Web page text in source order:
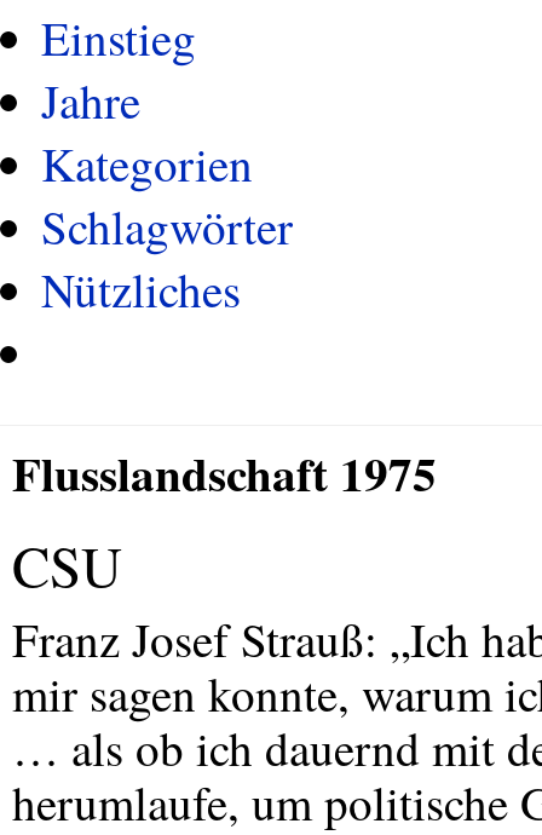
Einstieg
Jahre
Kategorien
Schlagwörter
Nützliches
Flusslandschaft 1975
CSU
Franz Josef Strauß: „Ich
mir sagen konnte, warum
… als ob ich dauernd mit
herumlaufe, um politische